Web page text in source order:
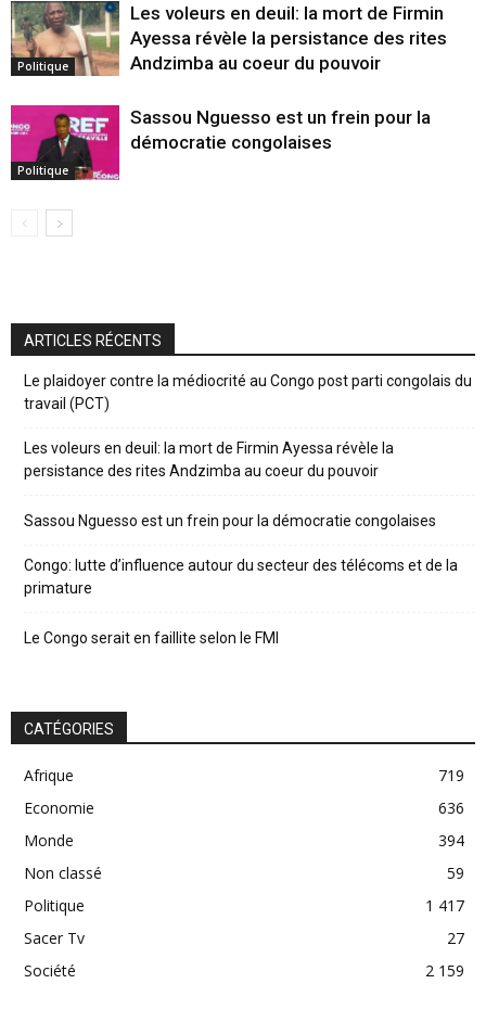
Politique
Les voleurs en deuil: la mort de Firmin
Ayessa révèle la persistance des rites
Andzimba au coeur du pouvoir
Politique
Sassou Nguesso est un frein pour la
démocratie congolaises
ARTICLES RÉCENTS
Le plaidoyer contre la médiocrité au Congo post parti congolais du
travail (PCT)
Les voleurs en deuil: la mort de Firmin Ayessa révèle la
persistance des rites Andzimba au coeur du pouvoir
Sassou Nguesso est un frein pour la démocratie congolaises
Congo: lutte d’influence autour du secteur des télécoms et de la
primature
Le Congo serait en faillite selon le FMI
CATÉGORIES
Afrique
719
Economie
636
Monde
394
Non classé
59
Politique
1 417
Sacer Tv
27
Société
2 159